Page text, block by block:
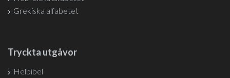
Grekiska alfabetet
Tryckta utgåvor
Helbibel